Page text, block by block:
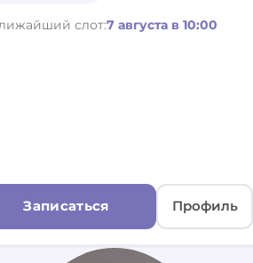
слот:7 августа в 10:00
Записаться Профиль